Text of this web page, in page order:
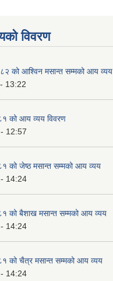
विवरण
को आश्विन मसान्त सम्मको आय व्यय
13:22
को आय व्यय विवरण
12:57
को जेष्ठ मसान्त सम्मको आय व्यय
14:24
को बैशाख मसान्त सम्मको आय व्यय
14:24
को चैत्र मसान्त सम्मको आय व्यय
14:24